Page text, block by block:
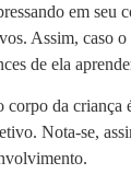
em seu
Assim, caso
de ela
da criança
Nota-se,